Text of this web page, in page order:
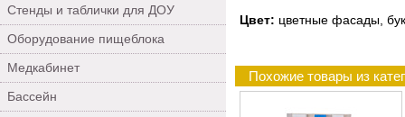
Стенды и таблички для ДОУ
Оборудование пищеблока
Медкабинет
Бассейн
Цвет: цветные фасады,
Похожие товары из